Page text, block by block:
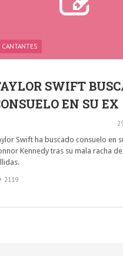
CANTANTES
SWIFT
EN SU EX
Swift ha buscado consuelo en
Kennedy tras su mala racha
2119